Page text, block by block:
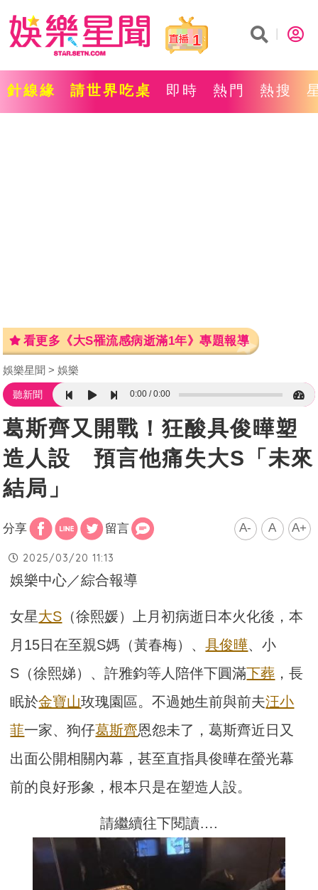
1
針線緣 請世界吃桌 即時 熱門 熱搜
看更多《大S罹流感病逝滿1年》專題報導
娛樂星聞 娛樂
聽新聞 0:00 0:00
葛斯齊又開戰！狂酸具俊曄塑
造人設 預言他痛失大S「未來
結局」
分享 留言 A- A A+
2025/03/20 11:13
娛樂中心／綜合報導
女星大S （徐熙媛）上月初病逝日本火化後，本
月15日在至親S媽（黃春梅）、具俊曄、小
S（徐熙娣）、許雅鈞等人陪伴下圓滿下葬 ，長
眠於金寶山玫瑰園區。不過她生前與前夫汪小
菲一家、狗仔葛斯齊恩怨未了，葛斯齊近日又
出面公開相關內幕，甚至直指具俊曄在螢光幕
前的良好形象，根本只是在塑造人設。
請繼續往下閱讀….